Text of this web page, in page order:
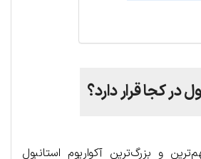
در کجا قرار دارد؟
و بزرگ‌ترین آکواریوم استانبول